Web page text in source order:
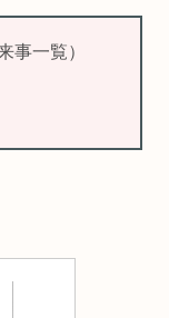
事一覧）